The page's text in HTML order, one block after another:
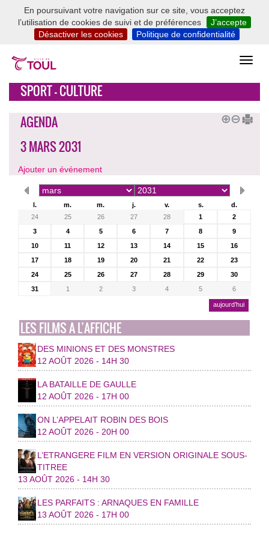
En poursuivant votre navigation sur ce site, vous acceptez
l’utilisation de cookies de suivi et de préférences
J’accepte
Désactiver les cookies
Politique de confidentialité
SPORT - CULTURE
AGENDA
3 MARS 2031
Ajouter un événement
l. m. m. j. v. s.
d.
24
25 26 27 28 1
2
3
4 5 6 7 8
9
10
11 12 13 14 15
16
17
18 19 20 21 22
23
24
25 26 27 28 29
30
31
1 2 3 4 5 6
aujourd’hui
LES FILMS A L’AFFICHE
DES MINIONS ET DES MONSTRES
12 AOÛT 2026 - 14H 30
LA BATAILLE DE GAULLE
12 AOÛT 2026 - 17H 00
ON L’APPELAIT ROBIN DES BOIS
12 AOÛT 2026 - 20H 00
L’ETRANGERE FILM EN VERSION ORIGINALE SOUS-
TITREE
13 AOÛT 2026 - 14H 30
LES PARFAITS : ARNAQUES EN FAMILLE
13 AOÛT 2026 - 17H 00